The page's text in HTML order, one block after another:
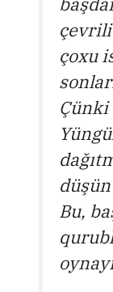
çoxu
Çünki
Bu,